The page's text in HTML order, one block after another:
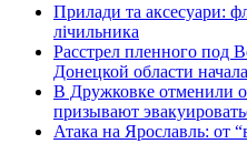
Прилади та аксесуари:
лічильника
Расстрел пленного под
Донецкой области
В Дружковке отменили
призывают
Атака на Ярославль: от